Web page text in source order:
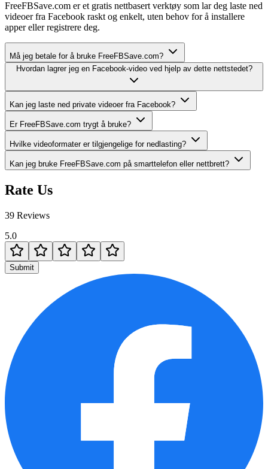
FreeFBSave.com er et gratis nettbasert verktøy som lar deg laste ned
videoer fra Facebook raskt og enkelt, uten behov for å installere
apper eller registrere deg.
Må jeg betale for å bruke FreeFBSave.com?
Hvordan lagrer jeg en Facebook-video ved hjelp av dette nettstedet?
Kan jeg laste ned private videoer fra Facebook?
Er FreeFBSave.com trygt å bruke?
Hvilke videoformater er tilgjengelige for nedlasting?
Kan jeg bruke FreeFBSave.com på smarttelefon eller nettbrett?
Rate Us
39 Reviews
5.0
Submit